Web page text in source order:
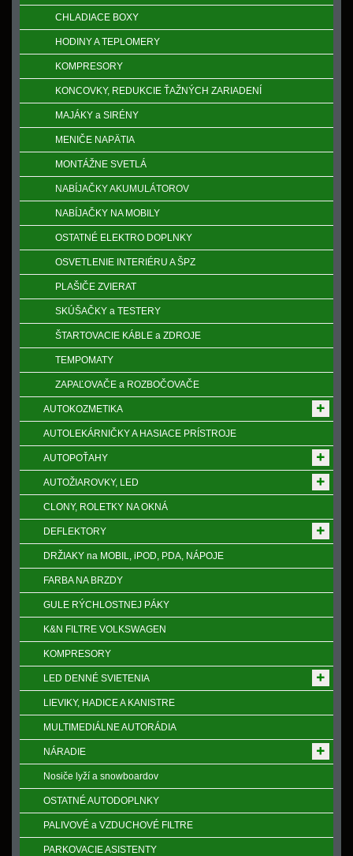
CHLADIACE BOXY
HODINY A TEPLOMERY
KOMPRESORY
KONCOVKY, REDUKCIE ŤAŽNÝCH ZARIADENÍ
MAJÁKY a SIRÉNY
MENIČE NAPӒTIA
MONTÁŽNE SVETLÁ
NABÍJAČKY AKUMULÁTOROV
NABÍJAČKY NA MOBILY
OSTATNÉ ELEKTRO DOPLNKY
OSVETLENIE INTERIÉRU A ŠPZ
PLAŠIČE ZVIERAT
SKÚŠAČKY a TESTERY
ŠTARTOVACIE KÁBLE a ZDROJE
TEMPOMATY
ZAPAĽOVAČE a ROZBOČOVAČE
AUTOKOZMETIKA
AUTOLEKÁRNIČKY A HASIACE PRÍSTROJE
AUTOPOŤAHY
AUTOŽIAROVKY, LED
CLONY, ROLETKY NA OKNÁ
DEFLEKTORY
DRŽIAKY na MOBIL, iPOD, PDA, NÁPOJE
FARBA NA BRZDY
GULE RÝCHLOSTNEJ PÁKY
K&N FILTRE VOLKSWAGEN
KOMPRESORY
LED DENNÉ SVIETENIA
LIEVIKY, HADICE A KANISTRE
MULTIMEDIÁLNE AUTORÁDIA
NÁRADIE
Nosiče lyží a snowboardov
OSTATNÉ AUTODOPLNKY
PALIVOVÉ a VZDUCHOVÉ FILTRE
PARKOVACIE ASISTENTY